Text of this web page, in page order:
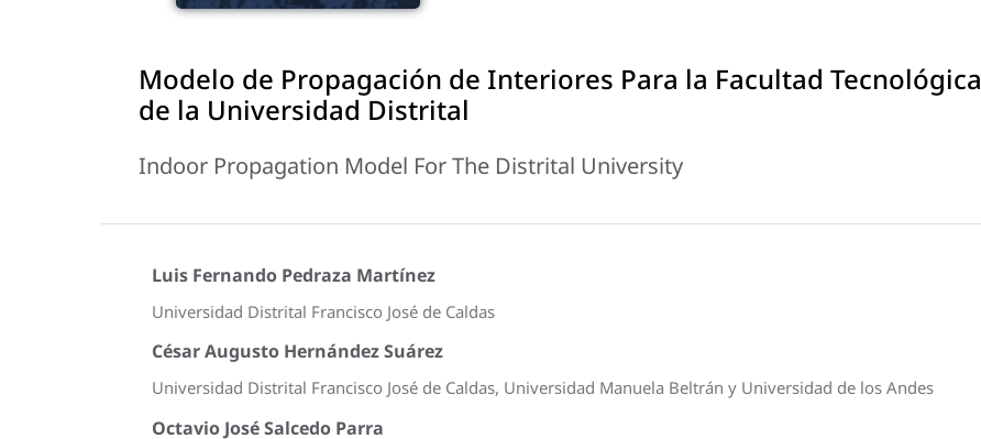
Modelo de Propagación de Interiores Para la Facultad Tecnológica
de la Universidad Distrital
Indoor Propagation Model For The Distrital University
Luis Fernando Pedraza Martínez
Universidad Distrital Francisco José de Caldas
César Augusto Hernández Suárez
Universidad Distrital Francisco José de Caldas, Universidad Manuela Beltrán y Universidad de los Andes
Octavio José Salcedo Parra